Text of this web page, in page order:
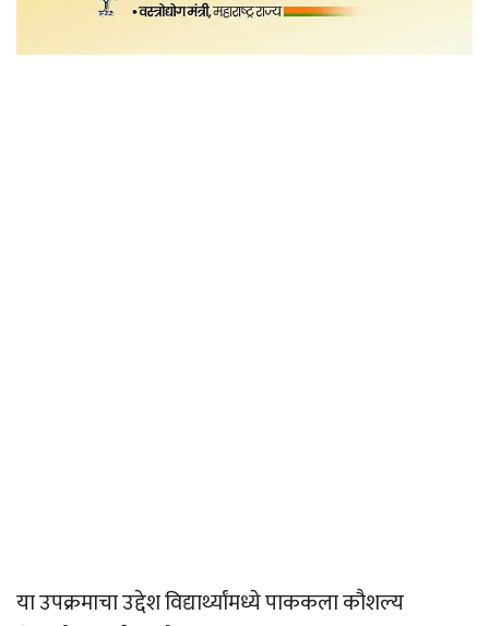
या उपक्रमाचा उद्देश विद्यार्थ्यांमध्ये पाककला कौशल्य